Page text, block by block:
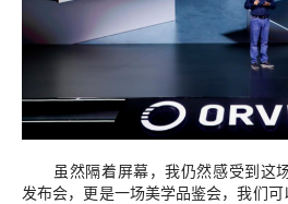
虽然隔着屏幕，我仍然感受到这
发布会，更是一场美学品鉴会，我们可